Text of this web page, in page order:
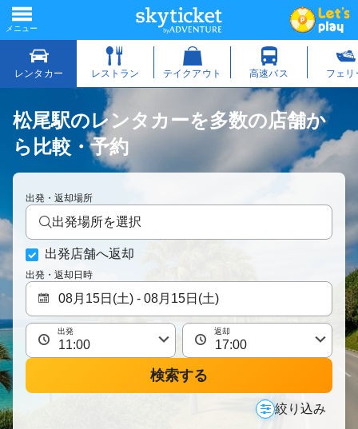
松尾駅のレンタカーを多数の店舗か
ら比較・予約
出発・返却場所
出発場所を選択
出発店舗へ返却
出発・返却日時
出発 返却
検索する
絞り込み